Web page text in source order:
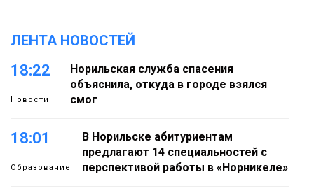
ЛЕНТА НОВОСТЕЙ
18:22
Новости
Норильская служба спасения
объяснила, откуда в городе взялся
смог
18:01
Образование
В Норильске абитуриентам
предлагают 14 специальностей с
перспективой работы в «Норникеле»